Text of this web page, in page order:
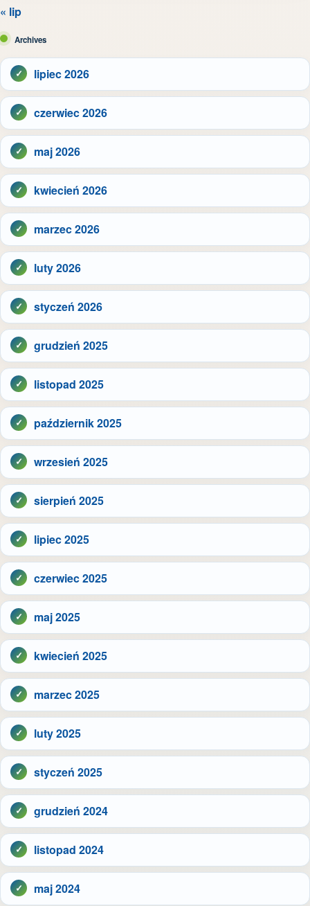
« lip
Archives
lipiec 2026
czerwiec 2026
maj 2026
kwiecień 2026
marzec 2026
luty 2026
styczeń 2026
grudzień 2025
listopad 2025
październik 2025
wrzesień 2025
sierpień 2025
lipiec 2025
czerwiec 2025
maj 2025
kwiecień 2025
marzec 2025
luty 2025
styczeń 2025
grudzień 2024
listopad 2024
maj 2024